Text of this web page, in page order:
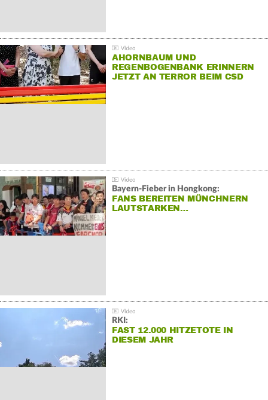
AHORNBAUM UND
REGENBOGENBANK ERINNERN
JETZT AN TERROR BEIM CSD
Bayern-Fieber in Hongkong:
FANS BEREITEN MÜNCHNERN
LAUTSTARKEN…
RKI:
FAST 12.000 HITZETOTE IN
DIESEM JAHR